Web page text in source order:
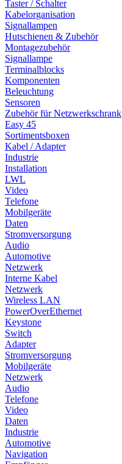
Taster / Schalter
Kabelorganisation
Signallampen
Hutschienen & Zubehör
Montagezubehör
Signallampe
Terminalblocks
Komponenten
Beleuchtung
Sensoren
Zubehör für Netzwerkschrank
Easy 45
Sortimentsboxen
Kabel / Adapter
Industrie
Installation
LWL
Video
Telefone
Mobilgeräte
Daten
Stromversorgung
Audio
Automotive
Netzwerk
Interne Kabel
Netzwerk
Wireless LAN
PowerOverEthernet
Keystone
Switch
Adapter
Stromversorgung
Mobilgeräte
Netzwerk
Audio
Telefone
Video
Daten
Industrie
Automotive
Navigation